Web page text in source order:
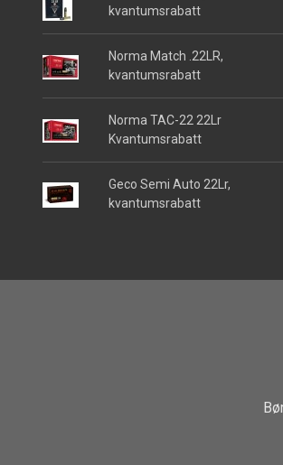
kvantumsrabatt
Norma Match .22LR,
kvantumsrabatt
Norma TAC-22 22Lr
Kvantumsrabatt
Geco Semi Auto 22Lr,
kvantumsrabatt